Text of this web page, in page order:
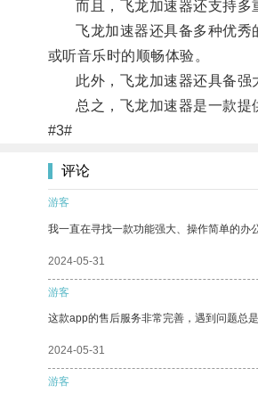
而且，飞龙加速器还支持多重
飞龙加速器还具备多种优秀的
或听音乐时的顺畅体验。
此外，飞龙加速器还具备强大
总之，飞龙加速器是一款提供
#3#
评论
游客
我一直在寻找一款功能强大、操作简单的办
2024-05-31
游客
这款app的售后服务非常完善，遇到问题总
2024-05-31
游客